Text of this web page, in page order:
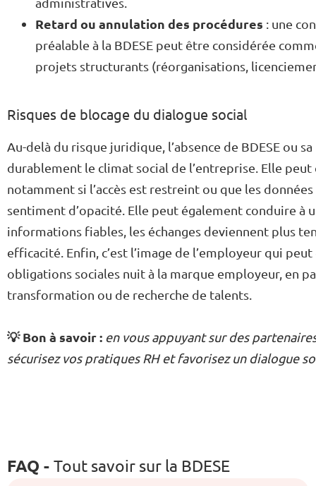
Retard ou annulation des procédures : une
préalable à la BDESE peut être considérée
projets structurants (réorganisations,
Risques de blocage du dialogue social
Au-delà du risque juridique, l’absence de BDESE ou
durablement le climat social de l’entreprise. Elle
notamment si l’accès est restreint ou que les
sentiment d’opacité. Elle peut également conduire à
informations fiables, les échanges deviennent plus
efficacité. Enfin, c’est l’image de l’employeur qui
obligations sociales nuit à la marque employeur, en
transformation ou de recherche de talents.
💡 Bon à savoir : en vous appuyant sur des
sécurisez vos pratiques RH et favorisez un dialogue
FAQ - Tout savoir sur la BDESE